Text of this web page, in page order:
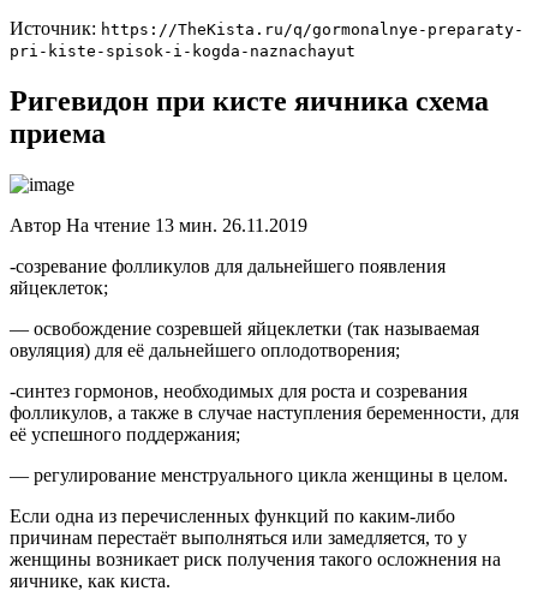
Источник: https://TheKista.ru/q/gormonalnye-preparaty-
pri-kiste-spisok-i-kogda-naznachayut
Ригевидон при кисте яичника схема
приема
Автор На чтение 13 мин. 26.11.2019
-созревание фолликулов для дальнейшего появления
яйцеклеток;
— освобождение созревшей яйцеклетки (так называемая
овуляция) для её дальнейшего оплодотворения;
-синтез гормонов, необходимых для роста и созревания
фолликулов, а также в случае наступления беременности, для
её успешного поддержания;
— регулирование менструального цикла женщины в целом.
Если одна из перечисленных функций по каким-либо
причинам перестаёт выполняться или замедляется, то у
женщины возникает риск получения такого осложнения на
яичнике, как киста.